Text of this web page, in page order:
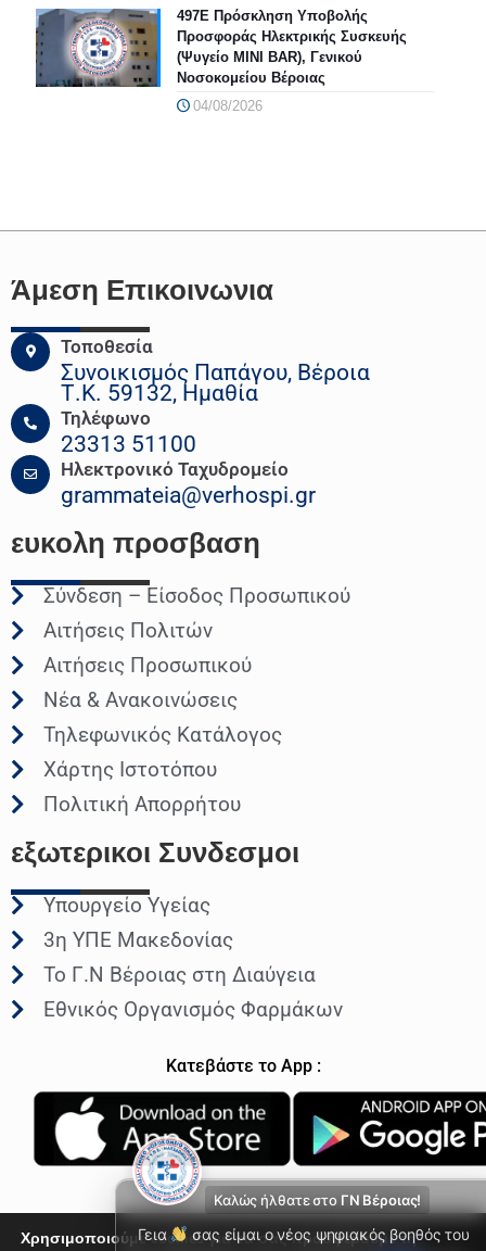
497Ε Πρόσκληση Υποβολής
Προσφοράς Ηλεκτρικής Συσκευής
(Ψυγείο MINI BAR), Γενικού
Νοσοκομείου Βέροιας
04/08/2026
Άμεση Επικοινωνια
Τοποθεσία
Συνοικισμός Παπάγου, Βέροια
Τ.Κ. 59132, Ημαθία
Τηλέφωνο
23313 51100
Ηλεκτρονικό Ταχυδρομείο
grammateia@verhospi.gr
ευκολη προσβαση
Σύνδεση – Είσοδος Προσωπικού
Αιτήσεις Πολιτών
Αιτήσεις Προσωπικού
Νέα & Ανακοινώσεις
Τηλεφωνικός Κατάλογος
Χάρτης Ιστοτόπου
Πολιτική Απορρήτου
εξωτερικοι Συνδεσμοι
Υπουργείο Υγείας
3η ΥΠΕ Μακεδονίας
Το Γ.Ν Βέροιας στη Διαύγεια
Εθνικός Οργανισμός Φαρμάκων
Κατεβάστε το App :
Καλώς ήλθατε στο ΓΝ Βέροιας!
Γεια
σας είμαι ο νέος ψηφιακός βοηθός του
Χρησιμοποιούμε cookies για να σας προσφέρουμε τη